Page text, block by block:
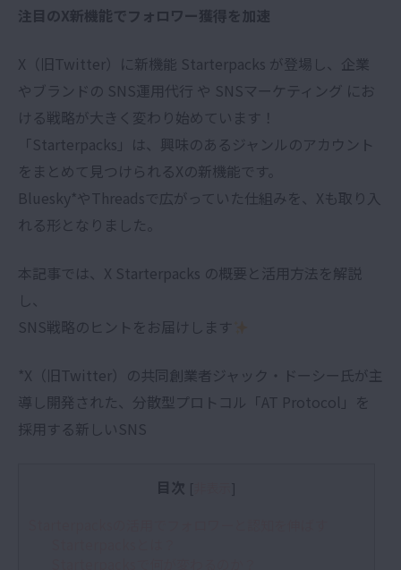
注目のX新機能でフォロワー獲得を加速
X（旧Twitter）に新機能 Starterpacks が登場し、企業
やブランドの SNS運用代行 や SNSマーケティング にお
ける戦略が大きく変わり始めています！
「Starterpacks」は、興味のあるジャンルのアカウント
をまとめて見つけられるXの新機能です。
Bluesky*やThreadsで広がっていた仕組みを、Xも取り入
れる形となりました。
本記事では、X Starterpacks の概要と活用方法を解説
し、
SNS戦略のヒントをお届けします
*X（旧Twitter）の共同創業者ジャック・ドーシー氏が主
導し開発された、分散型プロトコル「AT Protocol」を
採用する新しいSNS
目次 [ ]